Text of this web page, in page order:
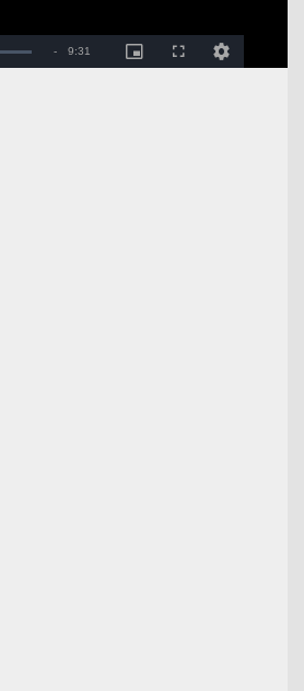
:
Remaining
- 9:30
Picture-
in-
Picture
FullscreenOpen
quality
selector